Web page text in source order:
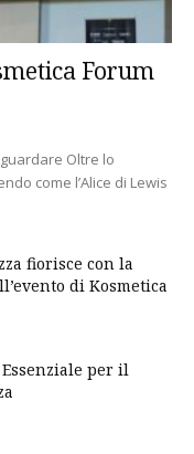
Forum
Oltre lo
come l’Alice di Lewis
fiorisce con la
di Kosmetica
Essenziale per il